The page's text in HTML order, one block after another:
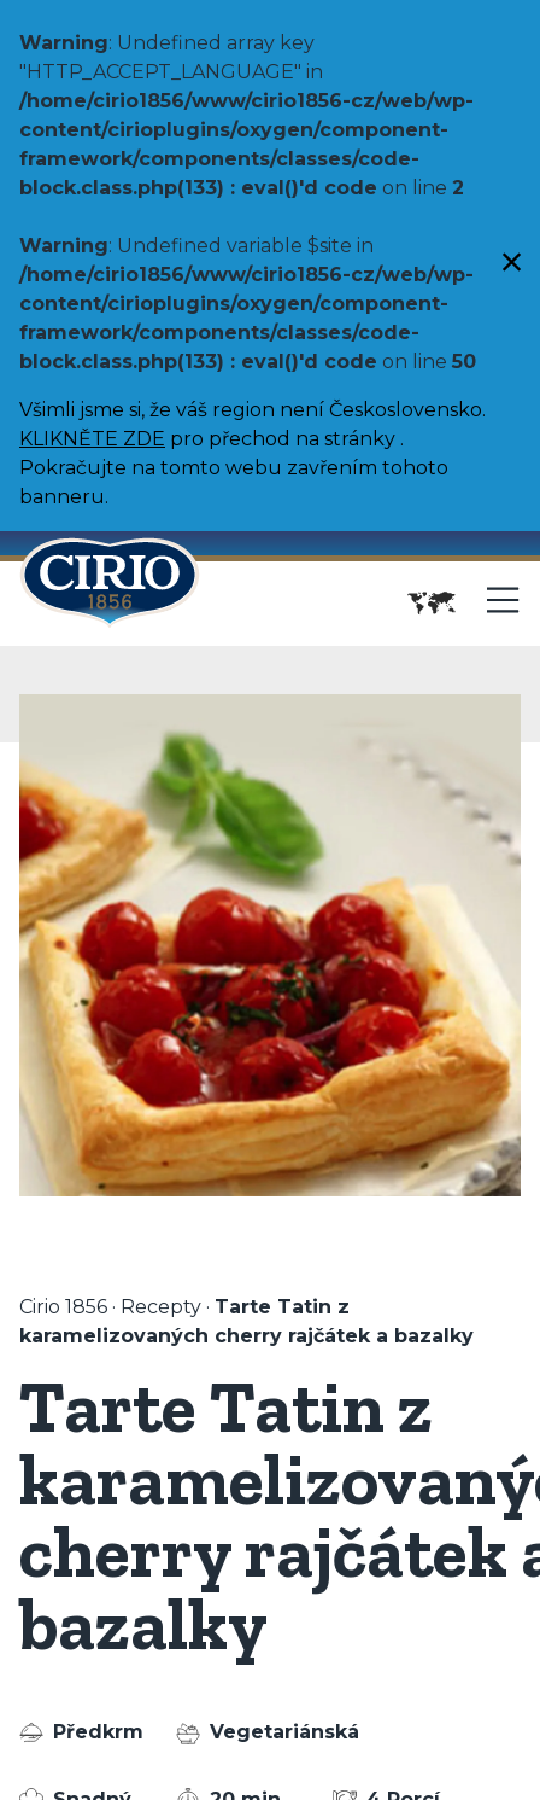
Warning: Undefined array key
"HTTP_ACCEPT_LANGUAGE" in
/home/cirio1856/www/cirio1856-cz/web/wp-
content/cirioplugins/oxygen/component-
framework/components/classes/code-
block.class.php(133) : eval()'d code on line 2
Warning: Undefined variable $site in
/home/cirio1856/www/cirio1856-cz/web/wp-
content/cirioplugins/oxygen/component-
framework/components/classes/code-
block.class.php(133) : eval()'d code on line 50
Všimli jsme si, že váš region není Československo.
KLIKNĚTE ZDE pro přechod na stránky .
Pokračujte na tomto webu zavřením tohoto
banneru.
Cirio 1856 · Recepty · Tarte Tatin z
karamelizovaných cherry rajčátek a bazalky
Tarte Tatin z
cherry rajčátek
bazalky
Předkrm Vegetariánská